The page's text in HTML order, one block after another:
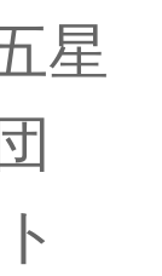
星